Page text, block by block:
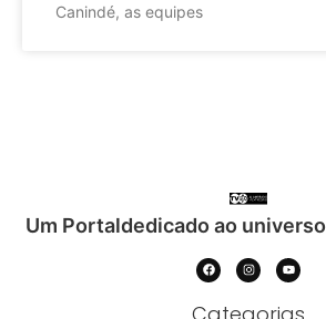
Canindé, as equipes
Um Portaldedicado ao